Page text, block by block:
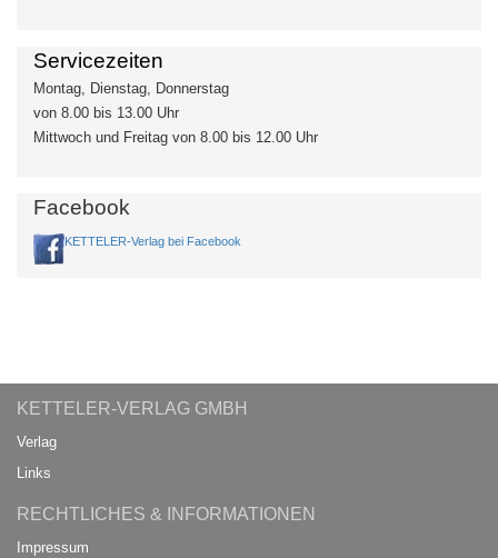
Servicezeiten
Montag, Dienstag, Donnerstag
von 8.00 bis 13.00 Uhr
Mittwoch und Freitag von 8.00 bis 12.00 Uhr
Facebook
KETTELER-Verlag bei Facebook
KETTELER-VERLAG GMBH
Verlag
Links
RECHTLICHES & INFORMATIONEN
Impressum